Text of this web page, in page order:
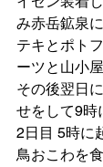
み赤岳鉱泉
テキとポト
ーツと山小
その後翌日
せをして9時
2日目 5時に
鳥おこわを